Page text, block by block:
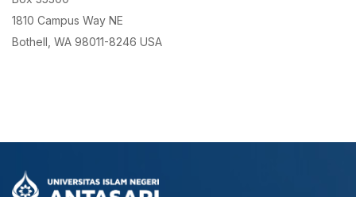
1810 Campus Way NE
Bothell, WA 98011-8246 USA